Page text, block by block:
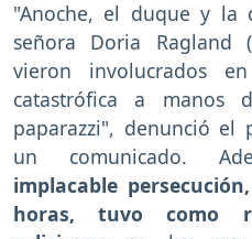
"Anoche, el duque y la
señora Doria Ragland
vieron involucrados
catastrófica a
paparazzi", denunció el
un comunicado.
implacable
horas, tuvo como